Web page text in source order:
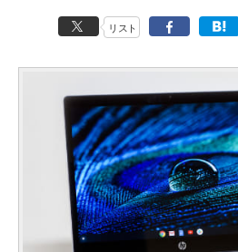
リスト